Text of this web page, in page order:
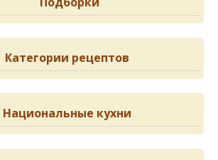
Категории рецептов
Национальные кухни